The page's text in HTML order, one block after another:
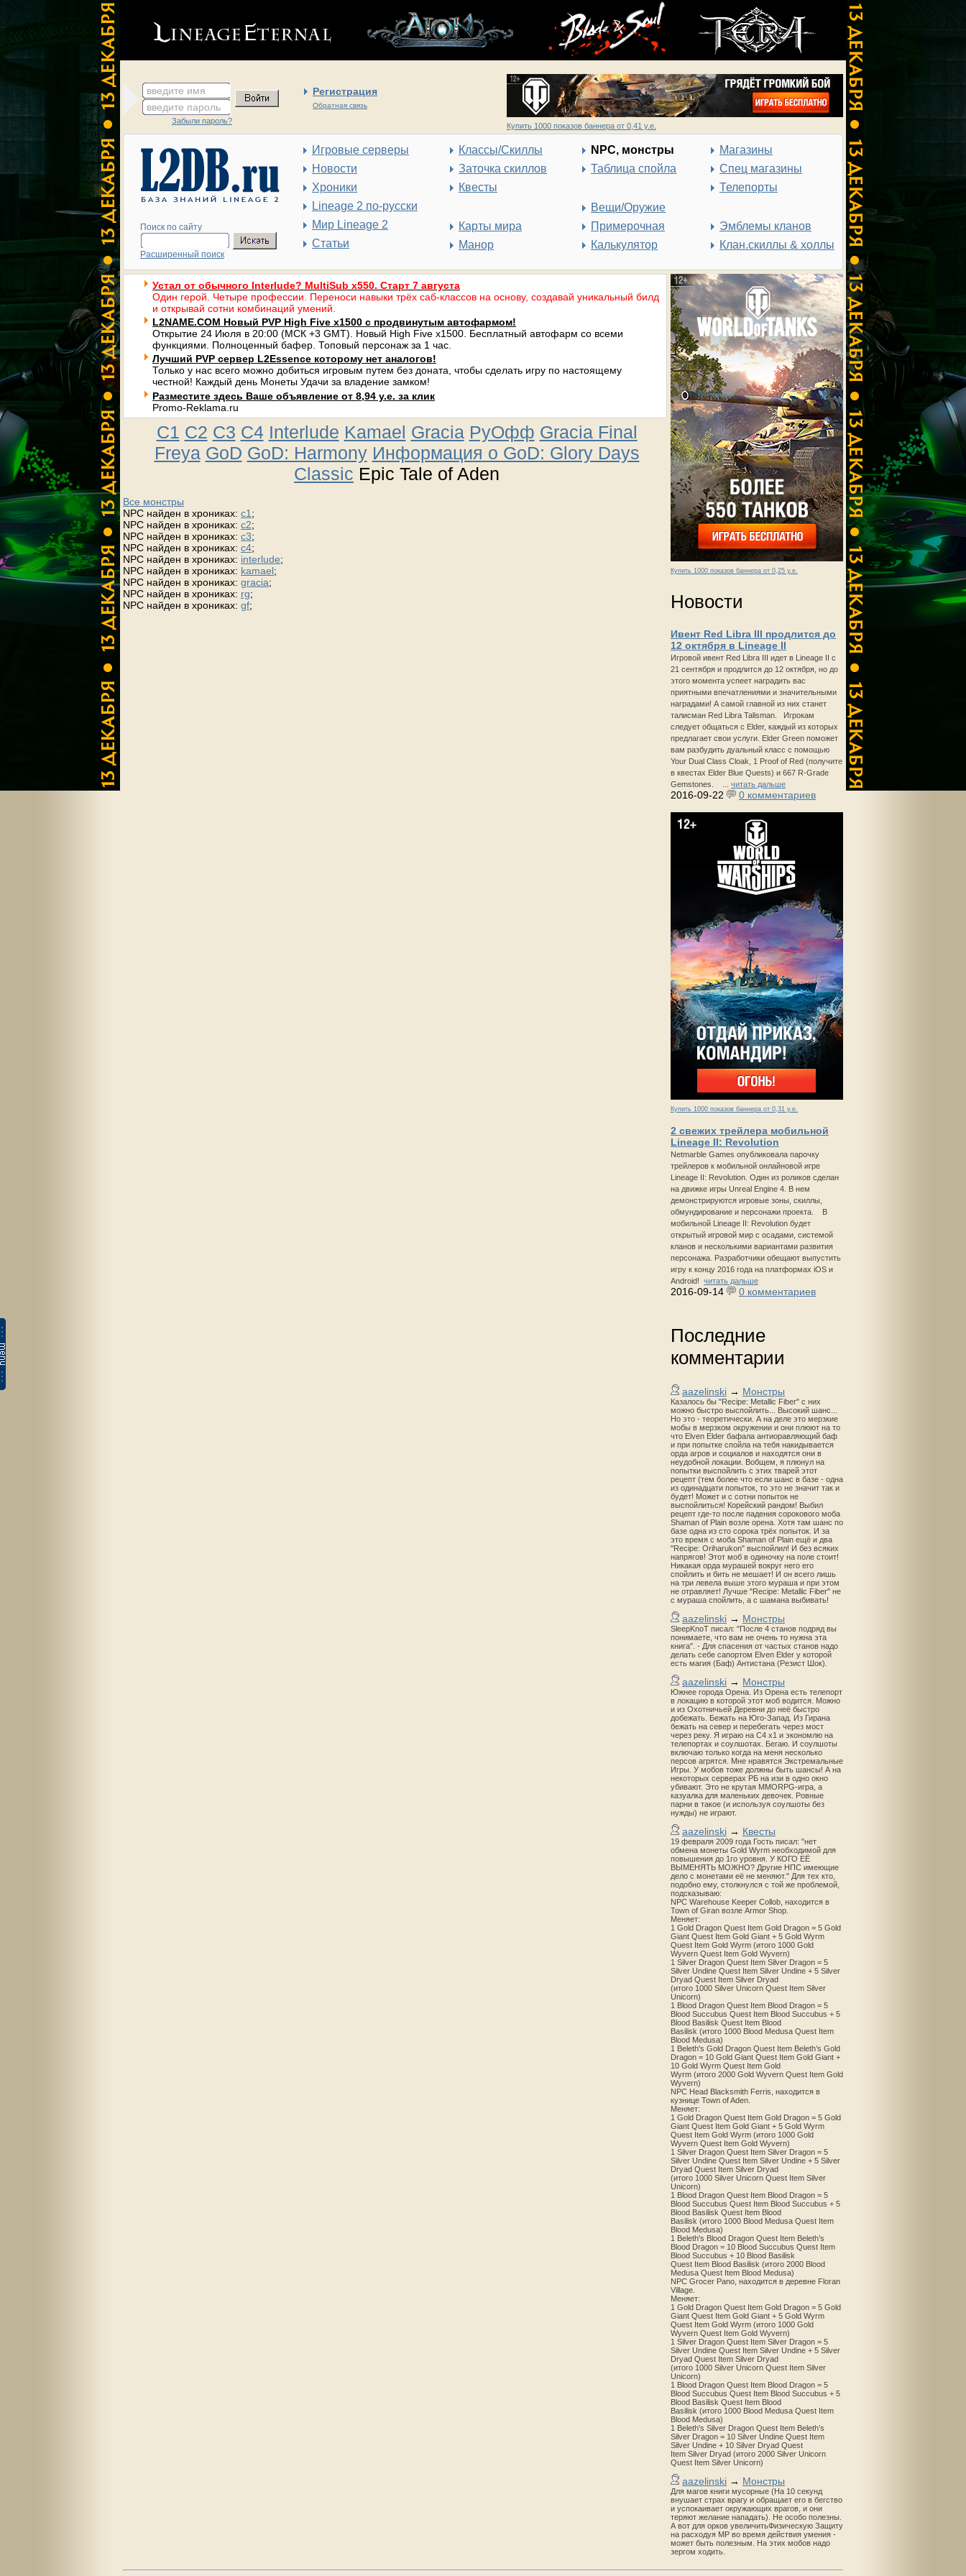
введите имя Регистрация
Обратная связь
введите пароль
Забыли пароль?
Купить 1000 показов баннера от 0,41 у.е.
Поиск по сайту
Расширенный поиск
Игровые серверы
Новости
Хроники
Lineage 2 по-русски
Мир Lineage 2
Статьи
Классы/Скиллы
Заточка скиллов
Квесты
Карты мира
Манор
NPC, монстры
Таблица спойла
Вещи/Оружие
Примерочная
Калькулятор
Магазины
Спец магазины
Телепорты
Эмблемы кланов
Клан.скиллы & холлы
Купить 1000 показов баннера от 0,25 у.е.
Новости
Ивент Red Libra III продлится до
12 октября в Lineage II
Игровой ивент Red Libra III идет в Lineage II с
21 сентября и продлится до 12 октября, но до
этого момента успеет наградить вас
приятными впечатлениями и значительными
наградами! А самой главной из них станет
талисман Red Libra Talisman. Игрокам
следует общаться с Elder, каждый из которых
предлагает свои услуги. Elder Green поможет
вам разбудить дуальный класс с помощью
Your Dual Class Cloak, 1 Proof of Red (получите
в квестах Elder Blue Quests) и 667 R-Grade
Gemstones. ... читать дальше
2016-09-22 0 комментариев
Купить 1000 показов баннера от 0,31 у.е.
2 свежих трейлера мобильной
Lineage II: Revolution
Netmarble Games опубликовала парочку
трейлеров к мобильной онлайновой игре
Lineage II: Revolution. Один из роликов сделан
на движке игры Unreal Engine 4. В нем
демонстрируются игровые зоны, скиллы,
обмундирование и персонажи проекта. В
мобильной Lineage II: Revolution будет
открытый игровой мир с осадами, системой
кланов и несколькими вариантами развития
персонажа. Разработчики обещают выпустить
игру к концу 2016 года на платформах iOS и
Android! читать дальше
2016-09-14 0 комментариев
Последние
комментарии
aazelinski → Монстры
Казалось бы "Recipe: Metallic Fiber" с них
можно быстро выспойлить... Высокий шанс...
Но это - теоретически. А на деле это мерзкие
мобы в мерзком окружении и они плюют на то
что Elven Elder бафала антиоравляющий баф
и при попытке спойла на тебя накидывается
орда агров и социалов и находятся они в
неудобной локации. Вобщем, я плюнул на
попытки выспойлить с этих тварей этот
рецепт (тем более что если шанс в базе - одна
из одинадцати попыток, то это не значит так и
будет! Может и с сотни попыток не
выспойлиться! Корейский рандом! Выбил
рецепт где-то после падения сорокового моба
Shaman of Plain возле орена. Хотя там шанс по
базе одна из сто сорока трёх попыток. И за
это время с моба Shaman of Plain ещё и два
"Recipe: Oriharukon" выспойлил! И без всяких
напрягов! Этот моб в одиночку на поле стоит!
Никакая орда мурашей вокруг него его
спойлить и бить не мешает! И он всего лишь
на три левела выше этого мураша и при этом
не отравляет! Лучше "Recipe: Metallic Fiber" не
с мураша спойлить, а с шамана выбивать!
aazelinski → Монстры
SleepKnoT писал: "После 4 станов подряд вы
понимаете, что вам не очень то нужна эта
книга". - Для спасения от частых станов надо
делать себе сапортом Elven Elder у которой
есть магия (Баф) Антистана (Резист Шок).
aazelinski → Монстры
Южнее города Орена. Из Орена есть телепорт
в локацию в которой этот моб водится. Можно
и из Охотничьей Деревни до неё быстро
добежать. Бежать на Юго-Запад. Из Гирана
бежать на север и перебегать через мост
через реку. Я играю на С4 х1 и экономлю на
телепортах и соулшотах. Бегаю. И соулшоты
включаю только когда на меня несколько
персов агрятся. Мне нравятся Экстремальные
Игры. У мобов тоже должны быть шансы! А на
некоторых серверах РБ на изи в одно окно
убивают. Это не крутая MMORPG-игра, а
казуалка для маленьких девочек. Ровные
парни в такое (и используя соулшоты без
нужды) не играют.
aazelinski → Квесты
19 февраля 2009 года Гость писал: "нет
обмена монеты Gold Wyrm необходимой для
повышения до 1го уровня. У КОГО ЕЁ
ВЫМЕНЯТЬ МОЖНО? Другие НПС имеющие
дело с монетами её не меняют." Для тех кто,
подобно ему, столкнулся с той же проблемой,
подсказываю:
NPC Warehouse Keeper Collob, находится в
Town of Giran возле Armor Shop.
Меняет:
1 Gold Dragon Quest Item Gold Dragon = 5 Gold
Giant Quest Item Gold Giant + 5 Gold Wyrm
Quest Item Gold Wyrm (итого 1000 Gold
Wyvern Quest Item Gold Wyvern)
1 Silver Dragon Quest Item Silver Dragon = 5
Silver Undine Quest Item Silver Undine + 5 Silver
Dryad Quest Item Silver Dryad
(итого 1000 Silver Unicorn Quest Item Silver
Unicorn)
1 Blood Dragon Quest Item Blood Dragon = 5
Blood Succubus Quest Item Blood Succubus + 5
Blood Basilisk Quest Item Blood
Basilisk (итого 1000 Blood Medusa Quest Item
Blood Medusa)
1 Beleth's Gold Dragon Quest Item Beleth’s Gold
Dragon = 10 Gold Giant Quest Item Gold Giant +
10 Gold Wyrm Quest Item Gold
Wyrm (итого 2000 Gold Wyvern Quest Item Gold
Wyvern)
NPC Head Blacksmith Ferris, находится в
кузнице Town of Aden.
Меняет:
1 Gold Dragon Quest Item Gold Dragon = 5 Gold
Giant Quest Item Gold Giant + 5 Gold Wyrm
Quest Item Gold Wyrm (итого 1000 Gold
Wyvern Quest Item Gold Wyvern)
1 Silver Dragon Quest Item Silver Dragon = 5
Silver Undine Quest Item Silver Undine + 5 Silver
Dryad Quest Item Silver Dryad
(итого 1000 Silver Unicorn Quest Item Silver
Unicorn)
1 Blood Dragon Quest Item Blood Dragon = 5
Blood Succubus Quest Item Blood Succubus + 5
Blood Basilisk Quest Item Blood
Basilisk (итого 1000 Blood Medusa Quest Item
Blood Medusa)
1 Beleth's Blood Dragon Quest Item Beleth’s
Blood Dragon = 10 Blood Succubus Quest Item
Blood Succubus + 10 Blood Basilisk
Quest Item Blood Basilisk (итого 2000 Blood
Medusa Quest Item Blood Medusa)
NPC Grocer Pano, находится в деревне Floran
Village.
Меняет:
1 Gold Dragon Quest Item Gold Dragon = 5 Gold
Giant Quest Item Gold Giant + 5 Gold Wyrm
Quest Item Gold Wyrm (итого 1000 Gold
Wyvern Quest Item Gold Wyvern)
1 Silver Dragon Quest Item Silver Dragon = 5
Silver Undine Quest Item Silver Undine + 5 Silver
Dryad Quest Item Silver Dryad
(итого 1000 Silver Unicorn Quest Item Silver
Unicorn)
1 Blood Dragon Quest Item Blood Dragon = 5
Blood Succubus Quest Item Blood Succubus + 5
Blood Basilisk Quest Item Blood
Basilisk (итого 1000 Blood Medusa Quest Item
Blood Medusa)
1 Beleth's Silver Dragon Quest Item Beleth’s
Silver Dragon = 10 Silver Undine Quest Item
Silver Undine + 10 Silver Dryad Quest
Item Silver Dryad (итого 2000 Silver Unicorn
Quest Item Silver Unicorn)
aazelinski → Монстры
Для магов книги мусорные (На 10 секунд
внушает страх врагу и обращает его в бегство
и успокаивает окружающих врагов, и они
теряют желание нападать). Не особо полезны.
А вот для орков увеличитьФизическую Защиту
на расходуя MP во время действия умения -
может быть полезным. На этих мобов надо
зергом ходить.
Устал от обычного Interlude? MultiSub x550. Старт 7 августа
Один герой. Четыре профессии. Переноси навыки трёх саб-классов на основу, создавай уникальный билд
и открывай сотни комбинаций умений.
L2NAME.COM Новый PVP High Five x1500 с продвинутым автофармом!
Открытие 24 Июля в 20:00 (МСК +3 GMT). Новый High Five x1500. Бесплатный автофарм со всеми
функциями. Полноценный бафер. Топовый персонаж за 1 час.
Лучший PVP сервер L2Essence которому нет аналогов!
Только у нас всего можно добиться игровым путем без доната, чтобы сделать игру по настоящему
честной! Каждый день Монеты Удачи за владение замком!
Разместите здесь Ваше объявление от 8,94 у.е. за клик
Promo-Reklama.ru
C1 C2 C3 C4 Interlude Kamael Gracia РуОфф Gracia Final
Freya GoD GoD: Harmony Информация о GoD: Glory Days
Classic Epic Tale of Aden
Все монстры
NPC найден в хрониках: c1 ;
NPC найден в хрониках: c2;
NPC найден в хрониках: c3;
NPC найден в хрониках: c4;
NPC найден в хрониках: interlude;
NPC найден в хрониках: kamael;
NPC найден в хрониках: gracia;
NPC найден в хрониках: rg;
NPC найден в хрониках: gf;